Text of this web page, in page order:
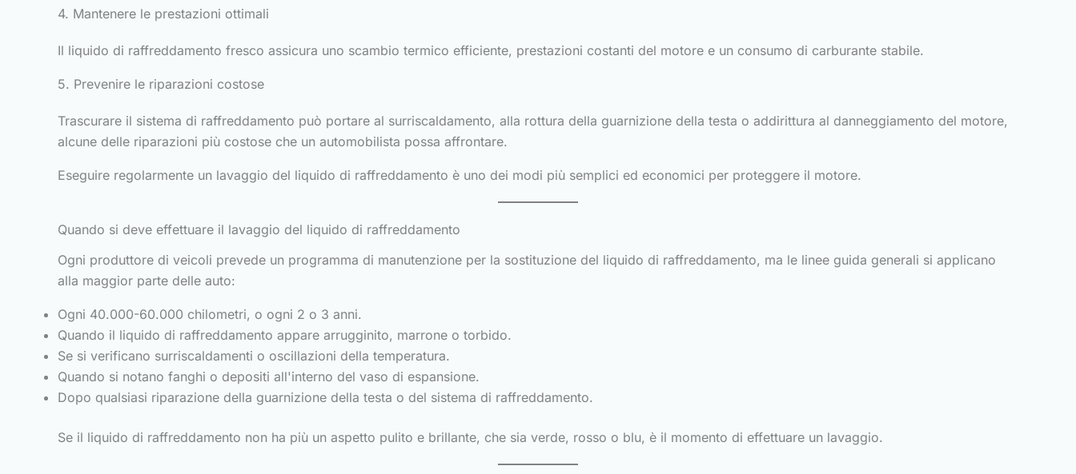
4. Mantenere le prestazioni ottimali
Il liquido di raffreddamento fresco assicura uno scambio termico efficiente, prestazioni costanti del motore e un consumo di carburante stabile.
5. Prevenire le riparazioni costose
Trascurare il sistema di raffreddamento può portare al surriscaldamento, alla rottura della guarnizione della testa o addirittura al danneggiamento del motore,
alcune delle riparazioni più costose che un automobilista possa affrontare.
Eseguire regolarmente un lavaggio del liquido di raffreddamento è uno dei modi più semplici ed economici per proteggere il motore.
Quando si deve effettuare il lavaggio del liquido di raffreddamento
Ogni produttore di veicoli prevede un programma di manutenzione per la sostituzione del liquido di raffreddamento, ma le linee guida generali si applicano
alla maggior parte delle auto:
Ogni 40.000-60.000 chilometri, o ogni 2 o 3 anni.
Quando il liquido di raffreddamento appare arrugginito, marrone o torbido.
Se si verificano surriscaldamenti o oscillazioni della temperatura.
Quando si notano fanghi o depositi all'interno del vaso di espansione.
Dopo qualsiasi riparazione della guarnizione della testa o del sistema di raffreddamento.
Se il liquido di raffreddamento non ha più un aspetto pulito e brillante, che sia verde, rosso o blu, è il momento di effettuare un lavaggio.